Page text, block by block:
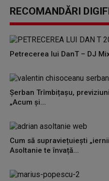
RECOMANDĂRI
Petrecerea lui DanT – DJ
Șerban Trîmbițașu,
„Acum și...
Cum să supraviețuiești
Asoltanie te învață...